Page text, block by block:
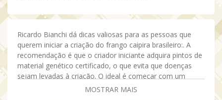
Ricardo Bianchi dá dicas valiosas para as pessoas que
querem iniciar a criação do frango caipira brasileiro:. A
recomendação é que o criador iniciante adquira pintos de
material genético certificado, o que evita que doenças
sejam levadas à criação. O ideal é começar com um
investimento menor, com uma quantidade pequena de
MOSTRAR MAIS